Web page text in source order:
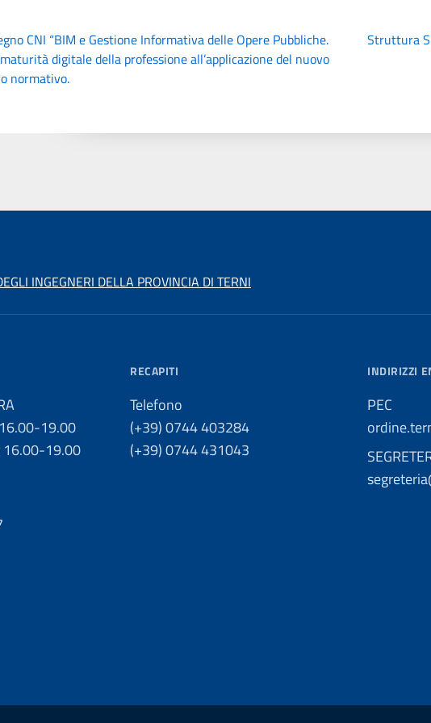
CNI “BIM e Gestione Informativa delle Opere Pubbliche.
digitale della professione all’applicazione del nuovo
normativo.
Struttura
INGEGNERI DELLA PROVINCIA DI TERNI
19.00
19.00
RECAPITI
Telefono
(+39) 0744 403284
(+39) 0744 431043
INDIRIZZI
PEC